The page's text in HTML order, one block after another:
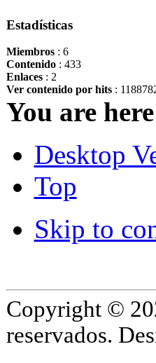
Estadísticas
Miembros: 6
Contenido: 433
Enlaces: 2
Ver contenido por hits:
You are
Desktop
Top
Skip to
Copyright ©
reservados.